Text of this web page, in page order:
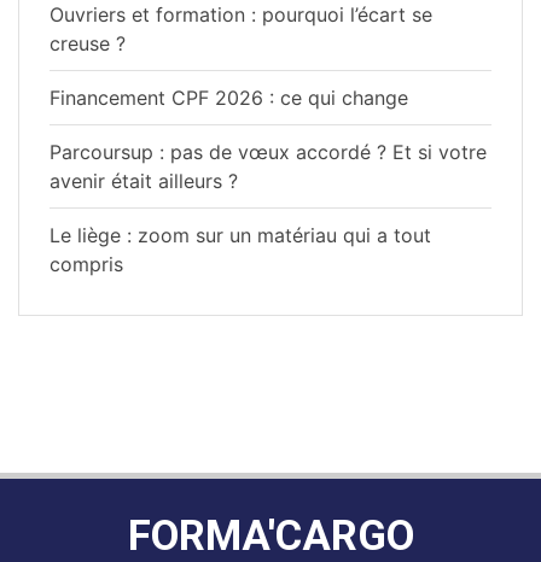
Ouvriers et formation : pourquoi l’écart se
creuse ?
Financement CPF 2026 : ce qui change
Parcoursup : pas de vœux accordé ? Et si votre
avenir était ailleurs ?
Le liège : zoom sur un matériau qui a tout
compris
FORMA'CARGO